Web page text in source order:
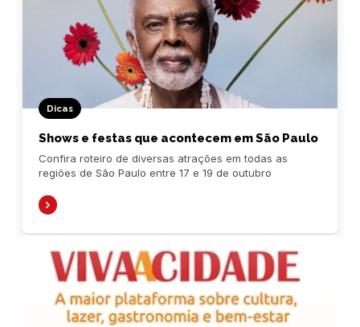
Dicas
Shows e festas que acontecem em São Paulo
Confira roteiro de diversas atrações em todas as
regiões de São Paulo entre 17 e 19 de outubro